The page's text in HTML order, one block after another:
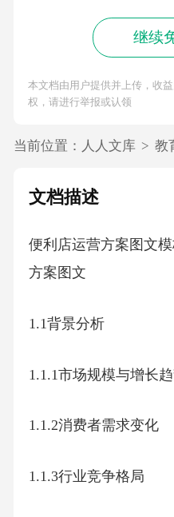
继续
本文档由用户提供并上传，收
权，请进行举报或认领
当前位置： 人人文库 > 教
文档描述
便利店运营方案图文
方案图文
1.1背景分析
1.1.1市场规模与增长
1.1.2消费者需求变化
1.1.3行业竞争格局